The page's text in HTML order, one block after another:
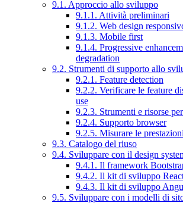
9.1. Approccio allo sviluppo
9.1.1. Attività preliminari
9.1.2. Web design
9.1.3. Mobile first
9.1.4. Progressive
degradation
9.2. Strumenti di supporto allo
9.2.1. Feature detection
9.2.2. Verificare le feature
use
9.2.3. Strumenti e risorse
9.2.4. Supporto browser
9.2.5. Misurare le prestazioni
9.3. Catalogo del riuso
9.4. Sviluppare con il design
9.4.1. Il framework
9.4.2. Il kit di sviluppo
9.4.3. Il kit di sviluppo
9.5. Sviluppare con i modelli di